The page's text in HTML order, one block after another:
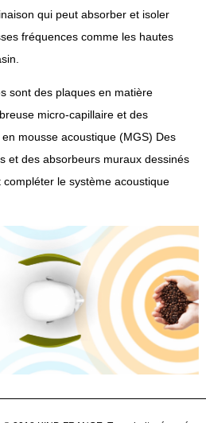
qui peut absorber et isoler
fréquences comme les hautes
sont des plaques en matière
micro-capillaire et des
mousse acoustique (MGS) Des
et des absorbeurs muraux dessinés
le système acoustique